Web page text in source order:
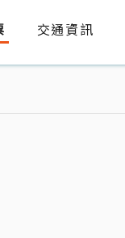
交通資訊